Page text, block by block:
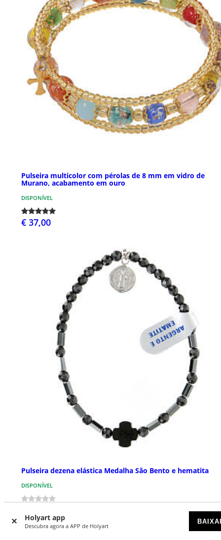
Holyart app
Descubra agora a APP de Holyart
Pulseira multicolor com pérolas de 8 mm em vidro de
Murano, acabamento em ouro
DISPONÍVEL
€ 37,00
Pulseira dezena elástica Medalha São Bento e hematita
DISPONÍVEL